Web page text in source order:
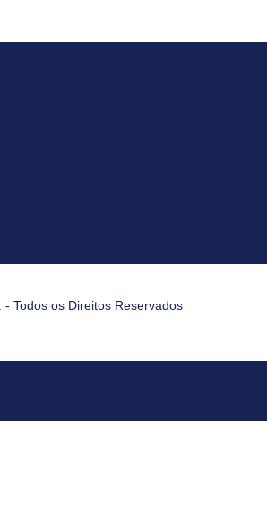
Todos os Direitos Reservados